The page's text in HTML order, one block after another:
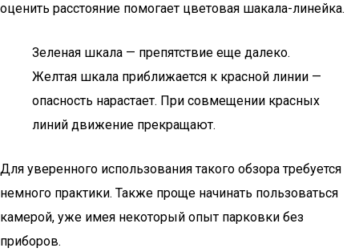
оценить расстояние помогает цветовая шакала-линейка.
Зеленая шкала — препятствие еще далеко.
Желтая шкала приближается к красной линии —
опасность нарастает. При совмещении красных
линий движение прекращают.
Для уверенного использования такого обзора требуется
немного практики. Также проще начинать пользоваться
камерой, уже имея некоторый опыт парковки без
приборов.